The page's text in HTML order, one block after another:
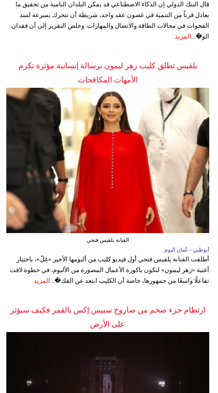
قال البنك الدولي إن الذكاء الاصطناعي قد يمكن البلدان النامية من تحقيق ما
يعادل قرناً من التنمية في غضون عقد واحد، شريطة أن تتحرك بسرعة لسد
الفجوات في مجالات الطاقة والاتصال والمهارات. وخلص التقرير إلى أن فقدان
الو�... المزيد
بلقيس تطلق كليب زهر ليمون برسالة إنسانية مؤثرة تكرم
الأمهات المكافحات
الفنانة بلقيس فتحي
أبوظبي - عُمان اليوم
أطلقت الفنانة بلقيس فتحي أول فيديو كليب من ألبومها الأخير «غِلّ»، باختيار
أغنية «زهر ليمون» لتكون باكورة الأعمال المصورة من الألبوم، في خطوة لاقت
تفاعلًا واسعًا من جمهورها، خاصة أن الكليب ابتعد عن الفك�... المزيد
ارتطام جزء ضخم من صاروخ سبيس إكس بالقمر فكيف سيؤثر
على الأرض